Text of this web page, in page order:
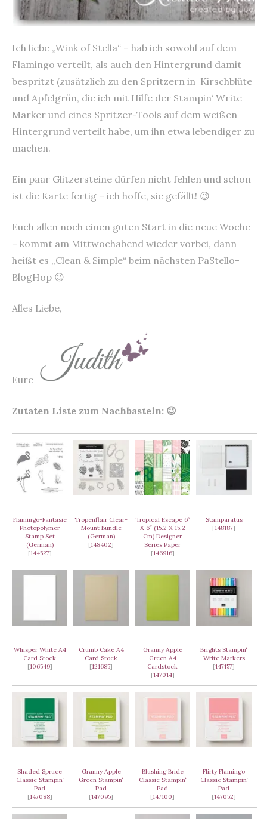
Ich liebe „Wink of Stella“ – hab ich sowohl auf dem
Flamingo verteilt, als auch den Hintergrund damit
bespritzt (zusätzlich zu den Spritzern in Kirschblüte
und Apfelgrün, die ich mit Hilfe der Stampin‘ Write
Marker und eines Spritzer-Tools auf dem weißen
Hintergrund verteilt habe, um ihn etwa lebendiger zu
machen.
Ein paar Glitzersteine dürfen nicht fehlen und schon
ist die Karte fertig – ich hoffe, sie gefällt! 😉
Euch allen noch einen guten Start in die neue Woche
– kommt am Mittwochabend wieder vorbei, dann
heißt es „Clean & Simple“ beim nächsten PaStello-
BlogHop 😉
Alles Liebe,
Eure
Zutaten Liste zum Nachbasteln: 😉
Flamingo-Fantasie
Photopolymer
Stamp Set
(German)
[144527]
Tropenflair Clear-
Mount Bundle
(German)
[148402]
Tropical Escape 6″
X 6″ (15.2 X 15.2
Cm) Designer
Series Paper
[146916]
Stamparatus
[148187]
Whisper White A4
Card Stock
[106549]
Crumb Cake A4
Card Stock
[121685]
Granny Apple
Green A4
Cardstock
[147014]
Brights Stampin‘
Write Markers
[147157]
Shaded Spruce
Classic Stampin‘
Pad
[147088]
Granny Apple
Green Stampin‘
Pad
[147095]
Blushing Bride
Classic Stampin‘
Pad
[147100]
Flirty Flamingo
Classic Stampin‘
Pad
[147052]